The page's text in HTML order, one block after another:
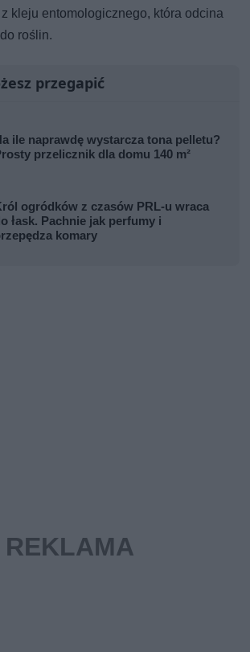
kleju entomologicznego, która odcina
roślin.
przegapić
ile naprawdę wystarcza tona pelletu?
przelicznik dla domu 140 m²
ogródków z czasów PRL-u wraca
łask. Pachnie jak perfumy i
komary